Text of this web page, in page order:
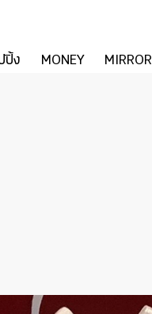
ปิ้ง MONEY MIRROR